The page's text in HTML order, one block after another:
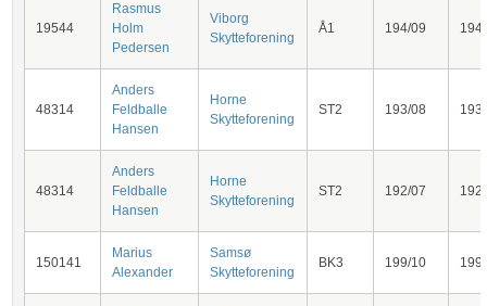
19544
Rasmus
Holm
Pedersen
Viborg
Skytteforening
Å1 194/09 194
48314
Anders
Feldballe
Hansen
Horne
Skytteforening
ST2 193/08 193
48314
Anders
Feldballe
Hansen
Horne
Skytteforening
ST2 192/07 192
150141
Marius
Alexander
Samsø
Skytteforening
BK3 199/10 199